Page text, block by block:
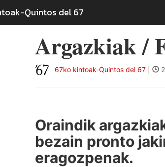
Quintos del 67
Argazkiak /
67ko kintoak-Quintos del 67
Oraindik
bezain pronto
eragozpenak.